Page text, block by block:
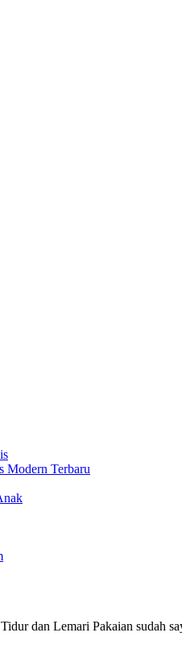
Modern Terbaru
dan Lemari Pakaian sudah